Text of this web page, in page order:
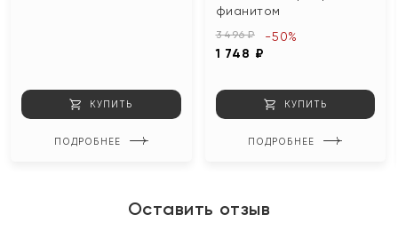
КУПИТЬ
ПОДРОБНЕЕ
фианитом
3 496 ₽
1 748 ₽
-50%
КУПИТЬ
ПОДРОБНЕЕ
Оставить отзыв